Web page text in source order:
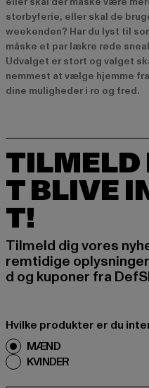
storbyferie, eller skal de
weekenden? Har du lyst til
måske et par lækre røde
Udvalget er stort og valget
nemmest at vælge hjemme
dine muligheder i ro og fred.
TILMELD
T BLIVE
T!
Tilmeld dig vores
remtidige
d og kuponer fra
Hvilke produkter er du
MÆND
KVINDER